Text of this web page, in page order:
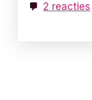
2 reacties